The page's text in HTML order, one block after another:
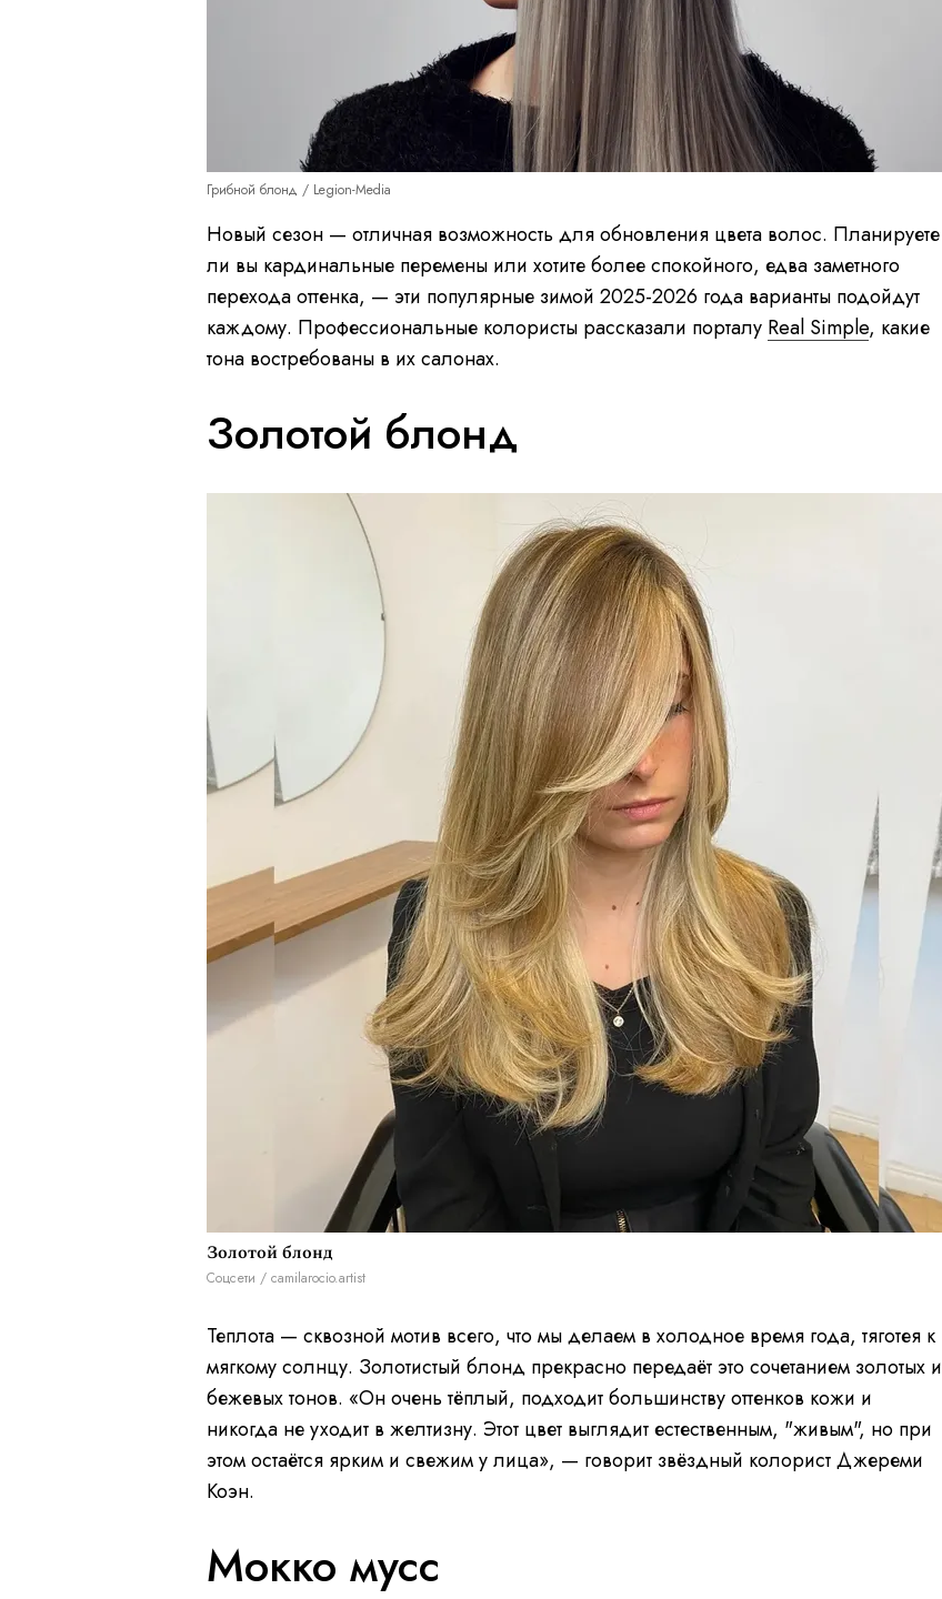
Грибной блонд / Legion-Media
Новый сезон — отличная возможность для обновления цвета волос. Планируете
ли вы кардинальные перемены или хотите более спокойного, едва заметного
перехода оттенка, — эти популярные зимой 2025-2026 года варианты подойдут
каждому. Профессиональные колористы рассказали порталу Real Simple, какие
тона востребованы в их салонах.
Золотой блонд
Золотой блонд
Соцсети / camilarocio.artist
Теплота — сквозной мотив всего, что мы делаем в холодное время года, тяготея к
мягкому солнцу. Золотистый блонд прекрасно передаёт это сочетанием золотых и
бежевых тонов. «Он очень тёплый, подходит большинству оттенков кожи и
никогда не уходит в желтизну. Этот цвет выглядит естественным, "живым", но при
этом остаётся ярким и свежим у лица», — говорит звёздный колорист Джереми
Коэн.
Мокко мусс